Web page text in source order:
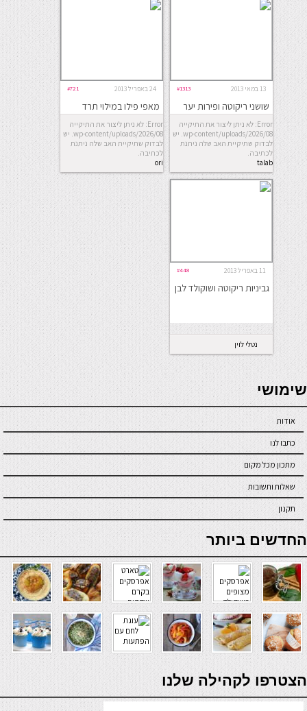
13 במאי 2013 #1313
שושני ריקוטה ופירות יער
Error: לא ניתן ליצור את התיקייה
wp-content/uploads/2026/08. יש
לבדוק שתיקיית האב שלה ניתנת
לכתיבה.
talab
24 באפריל 2013 #721
מאפי פילו במילוי תרד
וגבינותError: לא ניתן ליצור את התיקייה
wp-content/uploads/2026/08. יש
לבדוק שתיקיית האב שלה ניתנת
לכתיבה.
ori
11 באפריל 2013 #448
גביניות ריקוטה ושוקולד לבן
נטלי לוין
seriöse online casinos österreich
שימושי
אודות
כתבו לנו
מתכון מכל מקום
שאלות ותשובות
תקנון
online casino
החדשים ביותר
verde casino
הצטרפו לקהילה שלנו